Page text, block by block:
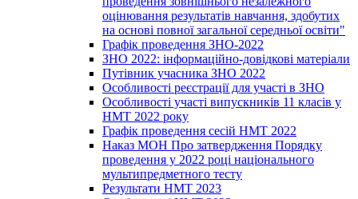
оцінювання результатів навчання, здобутих
на основі повної загальної середньої освіти"
Графік проведення ЗНО-2022
ЗНО 2022: інформаційно-довідкові матеріали
Путівник учасника ЗНО 2022
Особливості реєстрації для участі в ЗНО
Особливості участі випускників 11 класів у
НМТ 2022 року
Графік проведення сесій НМТ 2022
Наказ МОН Про затвердження Порядку
проведення у 2022 році національного
мультипредметного тесту
Результати НМТ 2023